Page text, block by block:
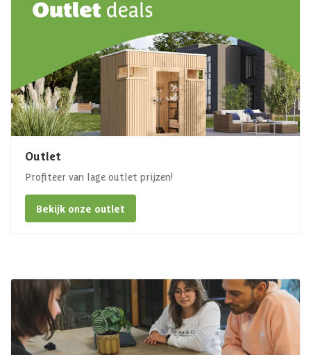
Outlet
Profiteer van lage outlet prijzen!
Bekijk onze outlet